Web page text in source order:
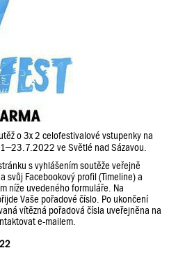
o 3x 2 celofestivalové vstupenky na
ve Světlé nad Sázavou.
s vyhlášením soutěže veřejně
svůj Facebookový profil (Timeline) a
níže uvedeného formuláře. Na
Vaše pořadové číslo. Po ukončení
vítězná pořadová čísla uveřejněna na
e-mailem.